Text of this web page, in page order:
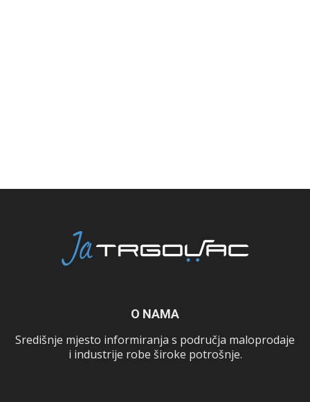
O NAMA
Središnje mjesto informiranja s područja maloprodaje
i industrije robe široke potrošnje.